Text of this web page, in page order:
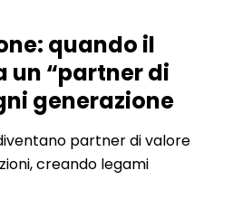
quando il
un “partner di
generazione
partner di valore
creando legami